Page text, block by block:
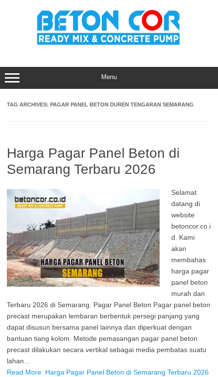
Menu
TAG ARCHIVES: PAGAR PANEL BETON DUREN TENGARAN SEMARANG
Harga Pagar Panel Beton di
Semarang Terbaru 2026
Selamat
datang di
website
betoncor.co.i
d. Kami
akan
membahas
harga pagar
panel beton
murah dan
Terbaru 2026 di Semarang. Pagar Panel Beton Pagar panel beton
precast merupakan lembaran berbentuk persegi panjang yang
dapat disusun bersama panel lainnya dan diperkuat dengan
bantuan tiang kolom. Metode pemasangan pagar panel beton
precast dilakukan secara vertikal sebagai media pembatas suatu
lahan…
Read More: Harga Pagar Panel Beton di Semarang Terbaru 2026